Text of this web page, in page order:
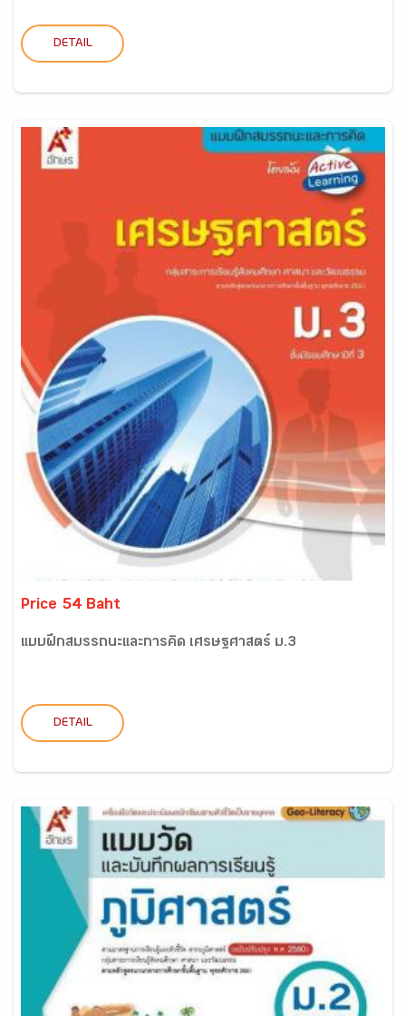
DETAIL
Price 54 Baht
แบบฝึกสมรรถนะและการคิด เศรษฐศาสตร์ ม.3
DETAIL